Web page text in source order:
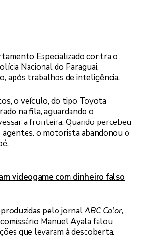
Especializado contra o
Nacional do Paraguai,
após trabalhos de inteligência.
o veículo, do tipo Toyota
na fila, aguardando o
a fronteira. Quando percebeu
agentes, o motorista abandonou o
videogame com dinheiro falso
pelo jornalABC Color,
Manuel Ayala falou
que levaram à descoberta.